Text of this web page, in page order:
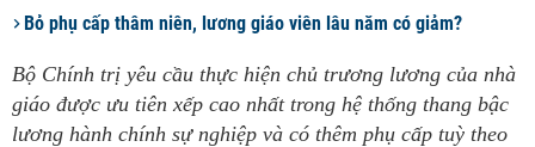
Bỏ phụ cấp thâm niên, lương giáo viên lâu năm có giảm?
Bộ Chính trị yêu cầu thực hiện chủ trương lương của nhà
giáo được ưu tiên xếp cao nhất trong hệ thống thang bậc
lương hành chính sự nghiệp và có thêm phụ cấp tuỳ theo